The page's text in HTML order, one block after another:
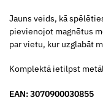
Jauns veids, kā
pievienojot magnētus
par vietu, kur uzglabāt
Komplektā ietilpst
EAN: 3070900030855